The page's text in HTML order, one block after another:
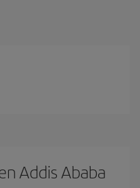
Addis Ababa